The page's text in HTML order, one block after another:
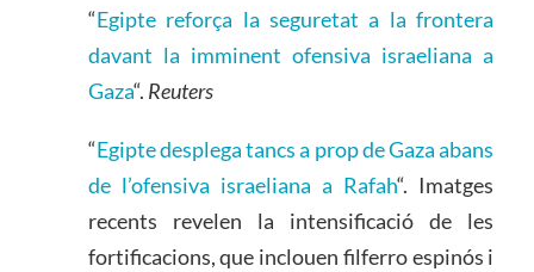
“Egipte reforça la seguretat a la frontera
davant la imminent ofensiva israeliana a
Gaza“. Reuters
“Egipte desplega tancs a prop de Gaza abans
de l’ofensiva israeliana a Rafah“. Imatges
recents revelen la intensificació de les
fortificacions, que inclouen filferro espinós i